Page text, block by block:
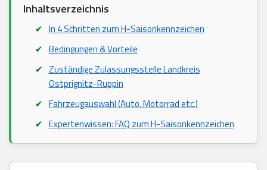
Inhaltsverzeichnis
In 4 Schritten zum H-Saisonkennzeichen
Bedingungen & Vorteile
Zuständige Zulassungsstelle Landkreis
Ostprignitz-Ruppin
Fahrzeugauswahl (Auto, Motorrad etc.)
Expertenwissen: FAQ zum H-Saisonkennzeichen